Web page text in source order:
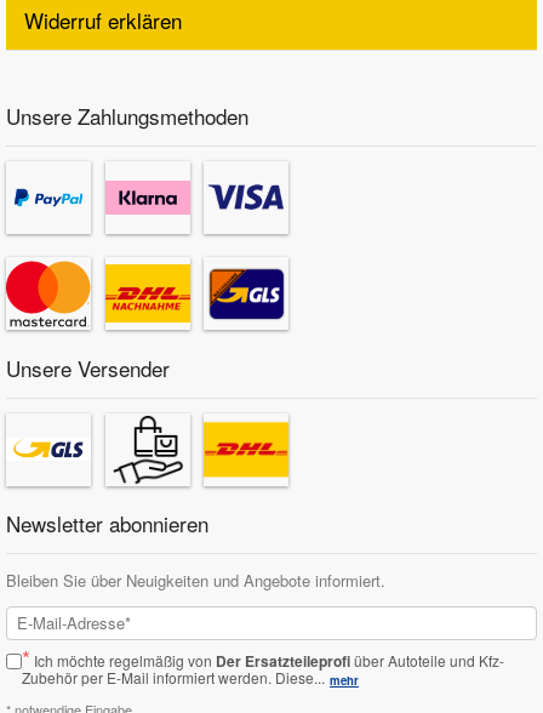
Widerruf erklären
Unsere Zahlungsmethoden
Unsere Versender
Newsletter abonnieren
Bleiben Sie über Neuigkeiten und Angebote informiert.
* Ich möchte regelmäßig von Der Ersatzteileprofiüber Autoteile und Kfz-
Zubehör per E-Mail informiert werden. Diese... mehr
* notwendige Eingabe